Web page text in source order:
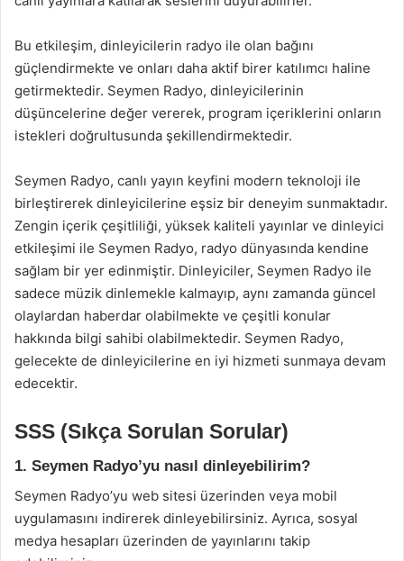
Bu etkileşim, dinleyicilerin radyo ile olan bağını
güçlendirmekte ve onları daha aktif birer katılımcı haline
getirmektedir. Seymen Radyo, dinleyicilerinin
düşüncelerine değer vererek, program içeriklerini onların
istekleri doğrultusunda şekillendirmektedir.
Seymen Radyo, canlı yayın keyfini modern teknoloji ile
birleştirerek dinleyicilerine eşsiz bir deneyim sunmaktadır.
Zengin içerik çeşitliliği, yüksek kaliteli yayınlar ve dinleyici
etkileşimi ile Seymen Radyo, radyo dünyasında kendine
sağlam bir yer edinmiştir. Dinleyiciler, Seymen Radyo ile
sadece müzik dinlemekle kalmayıp, aynı zamanda güncel
olaylardan haberdar olabilmekte ve çeşitli konular
hakkında bilgi sahibi olabilmektedir. Seymen Radyo,
gelecekte de dinleyicilerine en iyi hizmeti sunmaya devam
edecektir.
SSS (Sıkça Sorulan Sorular)
1. Seymen Radyo’yu nasıl dinleyebilirim?
Seymen Radyo’yu web sitesi üzerinden veya mobil
uygulamasını indirerek dinleyebilirsiniz. Ayrıca, sosyal
medya hesapları üzerinden de yayınlarını takip